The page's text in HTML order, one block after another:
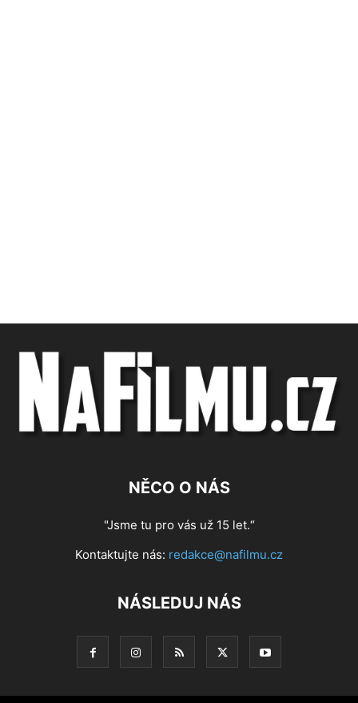
NĚCO O NÁS
"Jsme tu pro vás už 15 let.“
Kontaktujte nás: redakce@nafilmu.cz
NÁSLEDUJ NÁS